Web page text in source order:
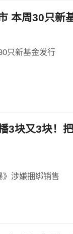
本周30只新
只新基金发行
3块又3块！
》涉嫌捆绑销售